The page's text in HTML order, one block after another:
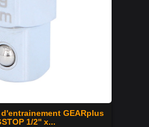
GEARplus
1/2'' x...